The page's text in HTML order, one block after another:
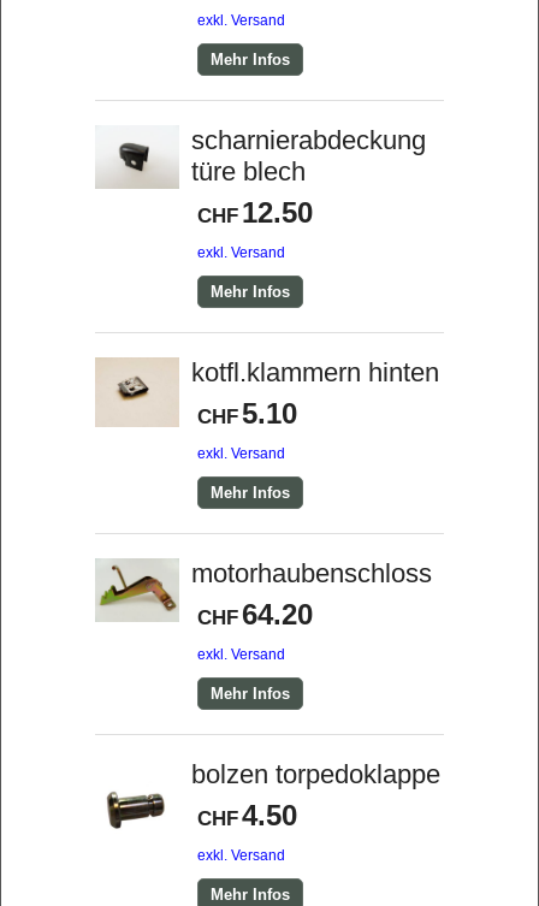
exkl. Versand
Mehr Infos
scharnierabdeckung
türe blech
CHF 12.50
exkl. Versand
Mehr Infos
kotfl.klammern hinten
CHF5.10
exkl. Versand
Mehr Infos
motorhaubenschloss
CHF64.20
exkl. Versand
Mehr Infos
bolzen torpedoklappe
CHF4.50
exkl. Versand
Mehr Infos